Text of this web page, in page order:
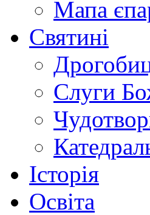
Мапа
Святині
Слуги
Історія
Освіта